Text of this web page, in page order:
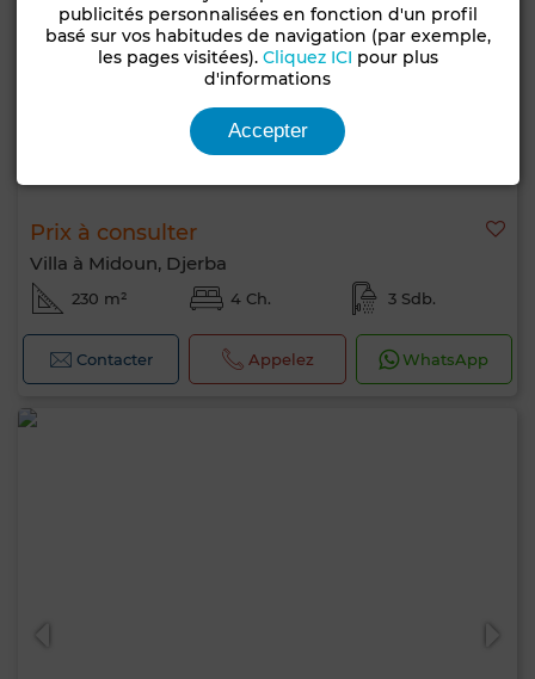
Prix à consulter
Villa à Midoun, Djerba
230 m² 4 Ch. 3 Sdb.
Contacter Appelez WhatsApp
publicités personnalisées en fonction d'un profil
basé sur vos habitudes de navigation (par exemple,
les pages visitées). Cliquez ICI pour plus
d'informations
Accepter